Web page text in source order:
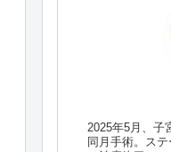
2025年5月、子
同月手術。ス